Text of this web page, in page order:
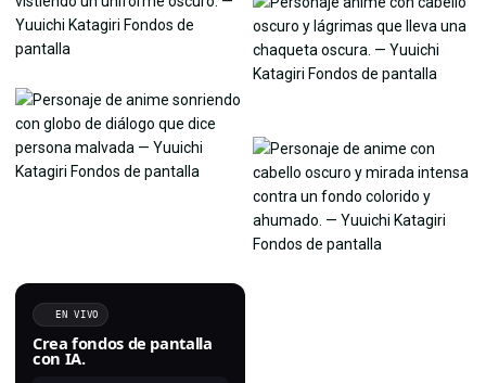
EN VIVO
Crea fondos de pantalla
con IA.